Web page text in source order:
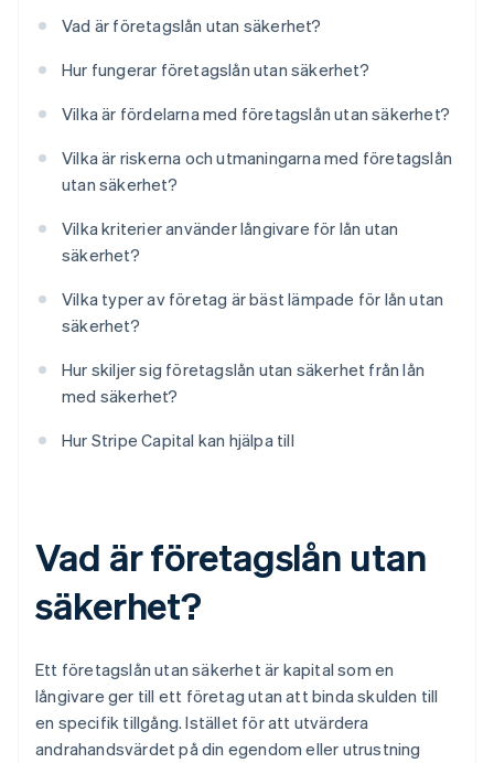
Vad är företagslån utan säkerhet?
Hur fungerar företagslån utan säkerhet?
Vilka är fördelarna med företagslån utan säkerhet?
Vilka är riskerna och utmaningarna med företagslån
utan säkerhet?
Vilka kriterier använder långivare för lån utan
säkerhet?
Vilka typer av företag är bäst lämpade för lån utan
säkerhet?
Hur skiljer sig företagslån utan säkerhet från lån
med säkerhet?
Hur Stripe Capital kan hjälpa till
Vad är företagslån utan
säkerhet?
Ett företagslån utan säkerhet är kapital som en
långivare ger till ett företag utan att binda skulden till
en specifik tillgång. Istället för att utvärdera
andrahandsvärdet på din egendom eller utrustning